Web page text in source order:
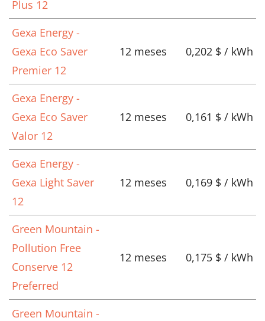
Plus 12
Gexa Energy -
Gexa Eco Saver
Premier 12
12 meses 0,202 $ / kWh
Gexa Energy -
Gexa Eco Saver
Valor 12
12 meses 0,161 $ / kWh
Gexa Energy -
Gexa Light Saver
12
12 meses 0,169 $ / kWh
Green Mountain -
Pollution Free
Conserve 12
Preferred
12 meses 0,175 $ / kWh
Green Mountain -